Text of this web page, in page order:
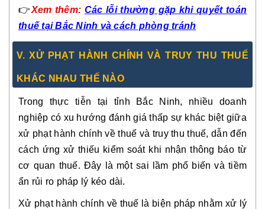
👉Xem thêm: Các lỗi thường gặp khi quyết toán
thuế tại Bắc Ninh và cách phòng tránh
V. XỬ PHẠT HÀNH CHÍNH VÀ TRUY THU THUẾ
KHÁC NHAU THẾ NÀO
Trong thực tiễn tại tỉnh Bắc Ninh, nhiều doanh
nghiệp có xu hướng đánh giá thấp sự khác biệt giữa
xử phạt hành chính về thuế và truy thu thuế, dẫn đến
cách ứng xử thiếu kiểm soát khi nhận thông báo từ
cơ quan thuế. Đây là một sai lầm phổ biến và tiềm
ẩn rủi ro pháp lý kéo dài.
Xử phạt hành chính về thuế là biện pháp nhằm xử lý